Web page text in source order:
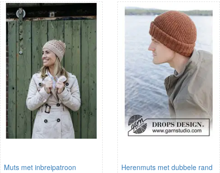
Muts met inbreipatroon Herenmuts met dubbele rand